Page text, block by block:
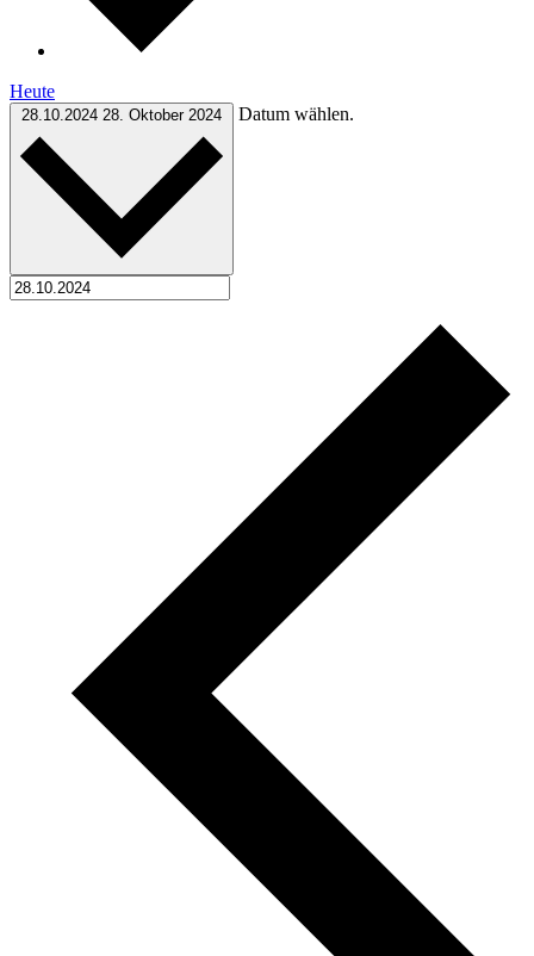
Heute
28.10.2024 28. Oktober 2024 Datum wählen.